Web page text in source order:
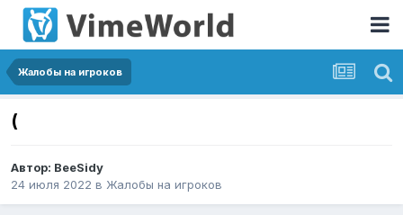
Жалобы на игроков
(
Автор: BeeSidy
24 июля 2022 в Жалобы на игроков